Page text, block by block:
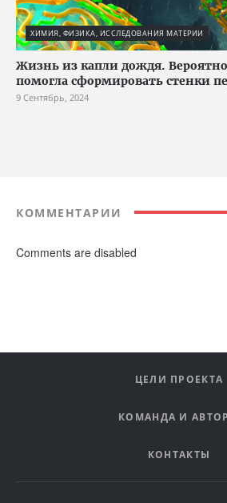
ХИМИЯ, ФИЗИКА, ИССЛЕДОВАНИЯ МАТЕРИИ
Жизнь из капли дождя.
помогла сформировать стенки
9 Сентябрь, 2024
КОММЕНТАРИИ
Comments are disabled
ЦЕЛИ ПРОЕКТА
КОМАНДА И
КОНТАКТЫ